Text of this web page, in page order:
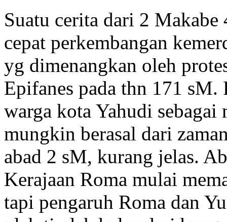
Suatu cerita dari 2
cepat perkembangan
yg dimenangkan oleh
Epifanes pada thn 171 sM.
warga kota Yahudi
mungkin berasal dari
abad 2 sM, kurang jelas.
Kerajaan Roma mulai
tapi pengaruh Roma dan